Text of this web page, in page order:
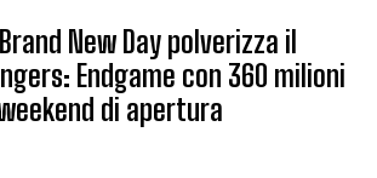
New Day polverizza il
Endgame con 360 milioni
di apertura